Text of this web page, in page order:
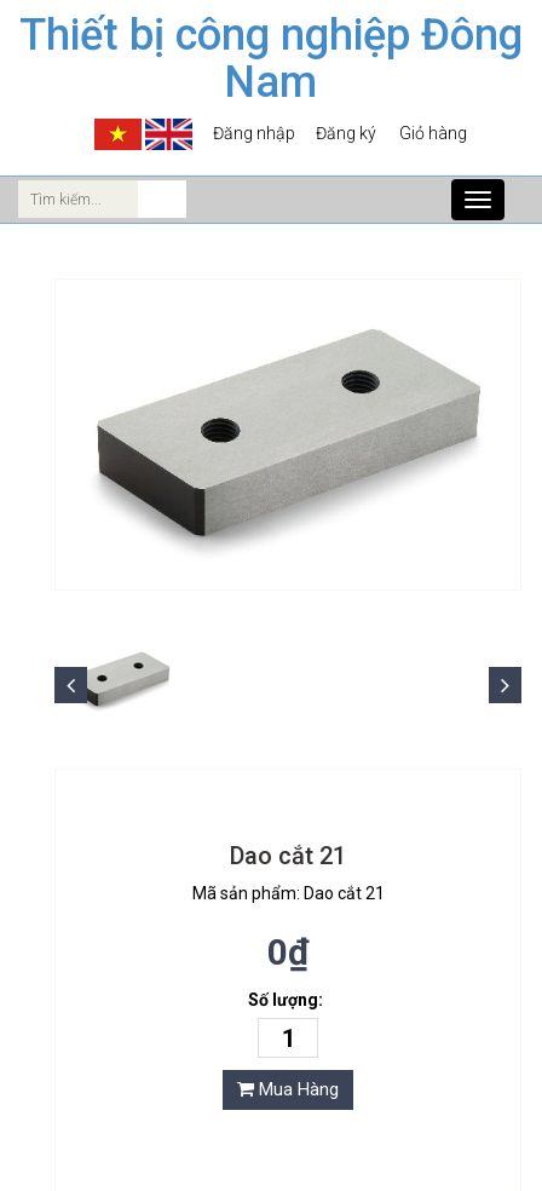
Thiết bị công nghiệp Đông
Nam
Đăng nhập Đăng ký Giỏ hàng
Toggle
Dao cắt 21
Mã sản phẩm: Dao cắt 21
0₫
Số lượng:
Mua Hàng